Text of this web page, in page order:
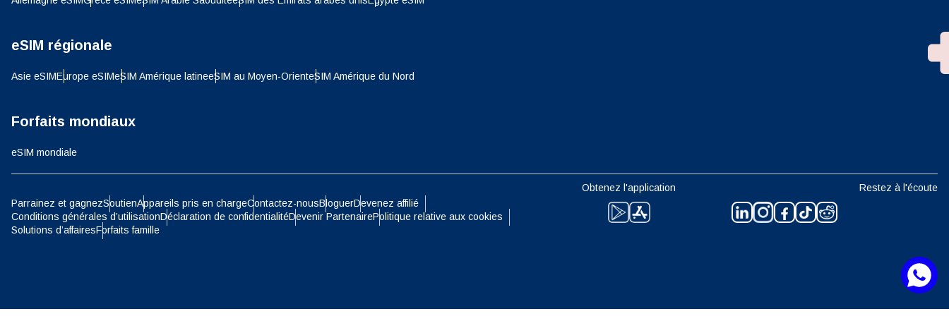
eSIM régionale
Asie eSIMEurope eSIMeSIM Amérique latineeSIM au Moyen-OrienteSIM Amérique du Nord
Forfaits mondiaux
eSIM mondiale
Parrainez et gagnezSoutienAppareils pris en chargeContactez-nousBloguerDevenez affilié
Conditions générales d’utilisationDéclaration de confidentialitéDevenir PartenairePolitique relative aux cookies
Solutions d’affairesForfaits famille
Obtenez l'application Restez à l'écoute
Polski
SGD - Dollar De Singapour
CAD - Dollar Canadien GBP - Livre Sterling